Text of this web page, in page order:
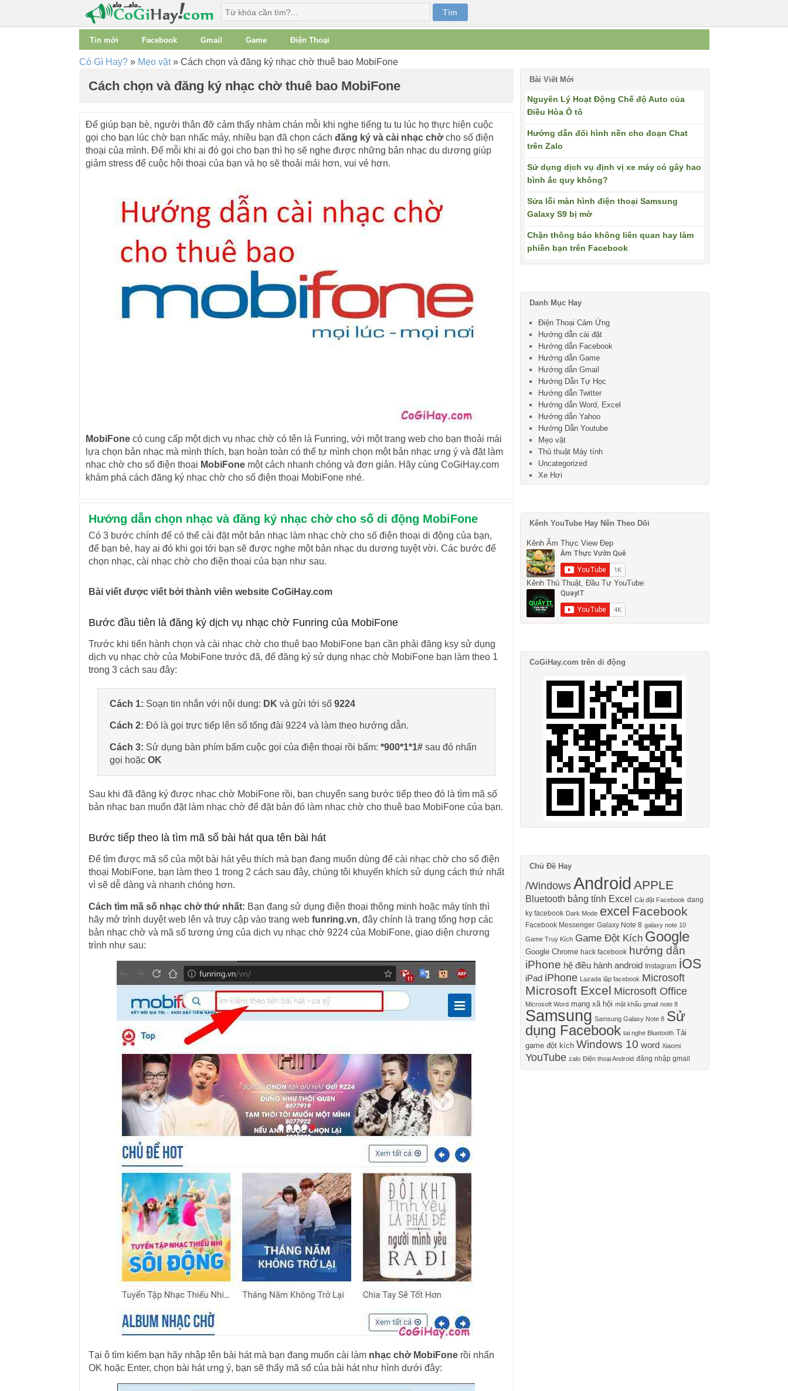
Tin mới Facebook Gmail Game Điện Thoại
Có Gì Hay? » Mẹo vặt »Cách chọn và đăng ký nhạc chờ thuê bao MobiFone
Cách chọn và đăng ký nhạc chờ thuê bao MobiFone
Để giúp bạn bè, người thân đỡ cảm thấy nhàm chán mỗi khi nghe tiếng tu tu lúc họ thực hiện cuộc
gọi cho bạn lúc chờ bạn nhấc máy, nhiều bạn đã chọn cách đăng ký và cài nhạc chờcho số điện
thoại của mình. Để mỗi khi ai đó gọi cho bạn thì họ sẽ nghe được những bản nhạc du dương giúp
giảm stress để cuộc hội thoại của bạn và họ sẽ thoải mái hơn, vui vẻ hơn.
MobiFonecó cung cấp một dịch vụ nhạc chờ có tên là Funring, với một trang web cho bạn thoải mái
lựa chọn bản nhạc mà mình thích, bạn hoàn toàn có thể tự mình chọn một bản nhạc ưng ý và đặt làm
nhạc chờ cho số điện thoại MobiFonemột cách nhanh chóng và đơn giản. Hãy cùng CoGiHay.com
khám phá cách đăng ký nhạc chờ cho số điện thoại MobiFone nhé.
Hướng dẫn chọn nhạc và đăng ký nhạc chờ cho số di động MobiFone
Có 3 bước chính để có thể cài đặt một bản nhạc làm nhạc chờ cho số điện thoại di động của bạn,
để bạn bè, hay ai đó khi gọi tới bạn sẽ được nghe một bản nhạc du dương tuyệt vời. Các bước để
chọn nhạc, cài nhạc chờ cho điện thoại của bạn như sau.
Bài viết được viết bởi thành viên website CoGiHay.com
Bước đầu tiên là đăng ký dịch vụ nhạc chờ Funring của MobiFone
Trước khi tiến hành chọn và cài nhạc chờ cho thuê bao MobiFone bạn cần phải đăng ksy sử dụng
dịch vụ nhạc chờ của MobiFone trước đã, để đăng ký sử dụng nhạc chờ MobiFone bạn làm theo 1
trong 3 cách sau đây:
Cách 1: Soạn tin nhắn với nội dung: DK và gửi tới số 9224
Cách 2: Đó là gọi trực tiếp lên số tổng đài 9224 và làm theo hướng dẫn.
Cách 3: Sử dụng bàn phím bấm cuộc gọi của điện thoại rồi bấm: *900*1*1#sau đó nhấn
gọi hoặc OK
Sau khi đã đăng ký được nhạc chờ MobiFone rồi, bạn chuyển sang bước tiếp theo đó là tìm mã số
bản nhạc bạn muốn đặt làm nhạc chờ để đặt bản đó làm nhạc chờ cho thuê bao MobiFone của bạn.
Bước tiếp theo là tìm mã số bài hát qua tên bài hát
Để tìm được mã số của một bài hát yêu thích mà bạn đang muốn dùng để cài nhạc chờ cho số điện
thoại MobiFone, bạn làm theo 1 trong 2 cách sau đây, chúng tôi khuyến khích sử dụng cách thứ nhất
vì sẽ dễ dàng và nhanh chóng hơn.
Cách tìm mã số nhạc chờ thứ nhất: Bạn đang sử dụng điện thoại thông minh hoặc máy tính thì
hãy mở trình duyệt web lên và truy cập vào trang web funring.vn, đây chính là trang tổng hợp các
bản nhạc chờ và mã số tương ứng của dịch vụ nhạc chờ 9224 của MobiFone, giao diện chương
trình như sau:
Tại ô tìm kiếm bạn hãy nhập tên bài hát mà bạn đang muốn cài làm nhạc chờ MobiFonerồi nhấn
OK hoặc Enter, chọn bài hát ưng ý, bạn sẽ thấy mã số của bài hát như hình dưới đây:
Bài Viết Mới
Nguyên Lý Hoạt Động Chế độ Auto của
Điều Hòa Ô tô
Hướng dẫn đổi hình nền cho đoạn Chat
trên Zalo
Sử dụng dịch vụ định vị xe máy có gây hao
bình ắc quy không?
Sửa lỗi màn hình điện thoại Samsung
Galaxy S9 bị mờ
Chặn thông báo không liên quan hay làm
phiền bạn trên Facebook
Danh Mục Hay
Điện Thoại Cảm Ứng
Hướng dẫn cài đặt
Hướng dẫn Facebook
Hướng dẫn Game
Hướng dẫn Gmail
Hướng Dẫn Tự Học
Hướng dẫn Twitter
Hướng dẫn Word, Excel
Hướng dẫn Yahoo
Hướng Dẫn Youtube
Mẹo vặt
Thủ thuật Máy tính
Uncategorized
Xe Hơi
Kênh YouTube Hay Nên Theo Dõi
Kênh Ẩm Thực View Đẹp
Kênh Thủ Thuật, Đầu Tư YouTube
CoGiHay.com trên di động
Chủ Đề Hay
/Windows Android APPLE
Bluetooth bảng tính Excel Cài đặt Facebook dang
ky facebook Dark Mode excel Facebook
Facebook Messenger Galaxy Note 8 galaxy note 10
Game Truy Kích Game Đột Kích Google
Google Chrome hack facebook hướng dẫn
iPhone hệ điều hành android Instagram iOS
iPad iPhone Lazada lập facebook Microsoft
Microsoft Excel Microsoft Office
Microsoft Word mạng xã hội mật khẩu gmail note 8
Samsung Samsung Galaxy Note 8 Sử
dụng Facebook tai nghe Bluetooth Tải
game đột kích Windows 10 word Xiaomi
YouTube zalo Điện thoại Android đăng nhập gmail